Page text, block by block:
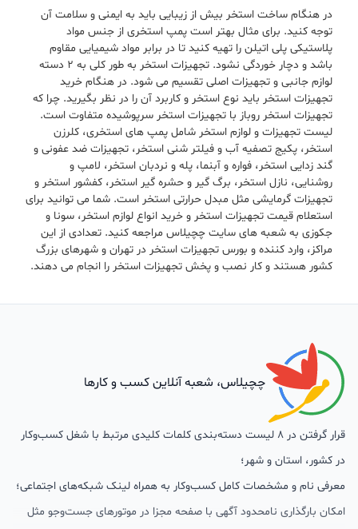
در هنگام ساخت استخر بیش از زیبایی باید به ایمنی و سلامت آن
توجه کنید. برای مثال بهتر است پمپ استخری از جنس مواد
پلاستیکی پلی اتیلن را تهیه کنید تا در برابر مواد شیمیایی مقاوم
باشد و دچار خوردگی نشود. تجهیزات استخر به طور کلی به 2 دسته
لوازم جانبی و تجهیزات اصلی تقسیم می شود. در هنگام خرید
تجهیزات استخر باید نوع استخر و کاربرد آن را در نظر بگیرید. چرا که
تجهیزات استخر روباز با تجهیزات استخر سرپوشیده متفاوت است.
لیست تجهیزات و لوازم استخر شامل پمپ های استخری، کلرزن
استخر، پکیج تصفیه آب و فیلتر شنی استخر، تجهیزات ضد عفونی و
گند زدایی استخر، فواره و آبنما، پله و نردبان استخر، لامپ و
روشنایی، نازل استخر، برگ گیر و حشره گیر استخر، کفشور استخر و
تجهیزات گرمایشی مثل مبدل حرارتی استخر است. شما می توانید برای
استعلام قیمت تجهیزات استخر و خرید انواع لوازم استخر، سونا و
جکوزی به شعبه های سایت چچیلاس مراجعه کنید. تعدادی از این
مراکز، وارد کننده و بورس تجهیزات استخر در تهران و شهرهای بزرگ
کشور هستند و کار نصب و پخش تجهیزات استخر را انجام می دهند.
چچیلاس، شعبه آنلاین کسب و کارها
قرار گرفتن در 8 لیست دسته‌بندی کلمات کلیدی مرتبط با شغل کسب‌وکار
در کشور، استان و شهر؛
معرفی نام و مشخصات کامل کسب‌وکار به همراه لینک شبکه‌های اجتماعی؛
امکان بارگذاری نامحدود آگهی با صفحه مجزا در موتورهای جست‌وجو مثل